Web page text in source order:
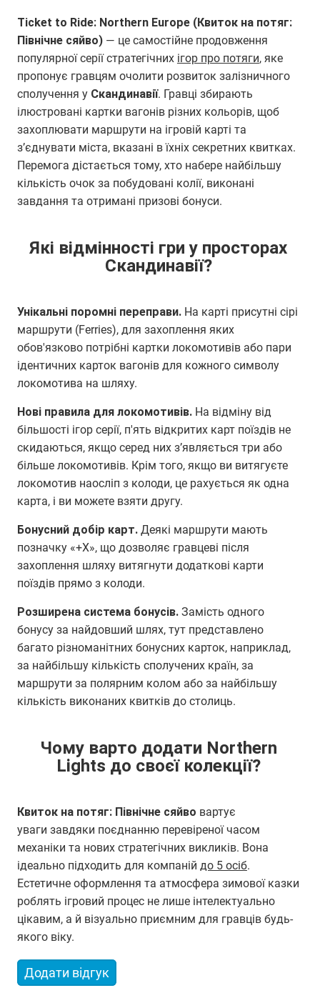
Ticket to Ride: Northern Europe (Квиток на потяг:
Північне сяйво)— це самостійне продовження
популярної серії стратегічних ігор про потяги, яке
пропонує гравцям очолити розвиток залізничного
сполучення у Скандинавії. Гравці збирають
ілюстровані картки вагонів різних кольорів, щоб
захоплювати маршрути на ігровій карті та
з’єднувати міста, вказані в їхніх секретних квитках.
Перемога дістається тому, хто набере найбільшу
кількість очок за побудовані колії, виконані
завдання та отримані призові бонуси.
Які відмінності гри у просторах
Скандинавії?
Унікальні поромні переправи.На карті присутні сірі
маршрути (Ferries), для захоплення яких
обов'язково потрібні картки локомотивів або пари
ідентичних карток вагонів для кожного символу
локомотива на шляху.
Нові правила для локомотивів. На відміну від
більшості ігор серії, п'ять відкритих карт поїздів не
скидаються, якщо серед них з’являється три або
більше локомотивів. Крім того, якщо ви витягуєте
локомотив наосліп з колоди, це рахується як одна
карта, і ви можете взяти другу.
Бонусний добір карт. Деякі маршрути мають
позначку «+X», що дозволяє гравцеві після
захоплення шляху витягнути додаткові карти
поїздів прямо з колоди.
Розширена система бонусів.Замість одного
бонусу за найдовший шлях, тут представлено
багато різноманітних бонусних карток, наприклад,
за найбільшу кількість сполучених країн, за
маршрути за полярним колом або за найбільшу
кількість виконаних квитків до столиць.
Чому варто додати Northern
Lights до своєї колекції?
Квиток на потяг: Північне сяйво вартує
уваги завдяки поєднанню перевіреної часом
механіки та нових стратегічних викликів. Вона
ідеально підходить для компаній до 5 осіб.
Естетичне оформлення та атмосфера зимової казки
роблять ігровий процес не лише інтелектуально
цікавим, а й візуально приємним для гравців будь-
якого віку.
Додати відгук